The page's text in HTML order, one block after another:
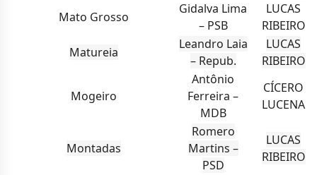
Mato Grosso
Gidalva Lima
– PSB
LUCAS
RIBEIRO
Matureia
Leandro Laia
– Repub.
LUCAS
RIBEIRO
Mogeiro
Antônio
Ferreira –
MDB
CÍCERO
LUCENA
Montadas
Romero
Martins –
PSD
LUCAS
RIBEIRO